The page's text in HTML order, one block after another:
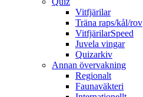
Vitfjärilar
Träna raps/kål/rov
VitfjärilarSpeed
Juvela vingar
Quizarkiv
Annan övervakning
Regionalt
Faunaväkteri